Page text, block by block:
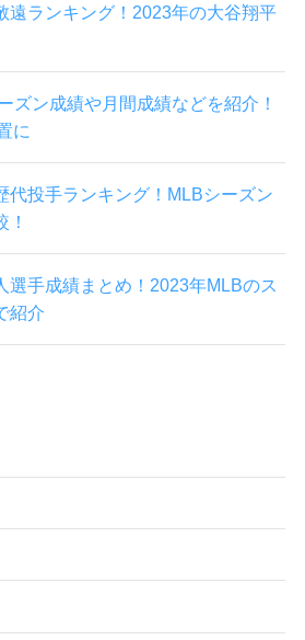
遠ランキング！2023年の大谷翔平
ズン成績や月間成績などを紹介！
に
代投手ランキング！MLBシーズン
選手成績まとめ！2023年MLBのス
紹介